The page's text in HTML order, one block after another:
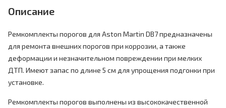
Описание
Ремкомплекты порогов для Aston Martin DB7 предназначены
для ремонта внешних порогов при коррозии, а также
деформации и незначительном повреждении при мелких
ДТП. Имеют запас по длине 5 см для упрощения подгонки при
установке.
Ремкомплекты порогов выполнены из высококачественной